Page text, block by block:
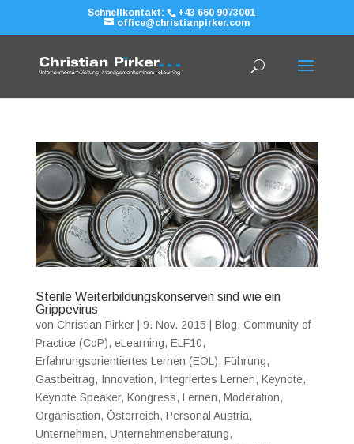
Schnellkontakt:
+43 660 9073001
office@christianpirker.com
Sterile Weiterbildungskonserven sind wie ein
Grippevirus
von Christian Pirker| 9. Nov. 2015 Blog, Community of
Practice (CoP), eLearning, ELF10,
Erfahrungsorientiertes Lernen (EOL), Führung,
Gastbeitrag, Innovation, Integriertes Lernen, Keynote,
Keynote Speaker, Kongress, Lernen, Moderation,
Organisation, Österreich, Personal Austria,
Unternehmen, Unternehmensberatung,